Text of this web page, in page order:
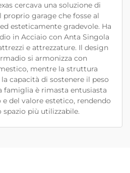
cercava una soluzione di
proprio garage che fosse al
esteticamente gradevole. Ha
in Acciaio con Anta Singola
e attrezzature. Il design
si armonizza con
mentre la struttura
capacità di sostenere il peso
famiglia è rimasta entusiasta
del valore estetico, rendendo
spazio più utilizzabile.